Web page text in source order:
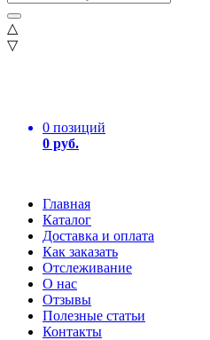
△
▽
0 позиций
0 руб.
Главная
Каталог
Доставка и оплата
Как заказать
Отслеживание
О нас
Отзывы
Полезные статьи
Контакты